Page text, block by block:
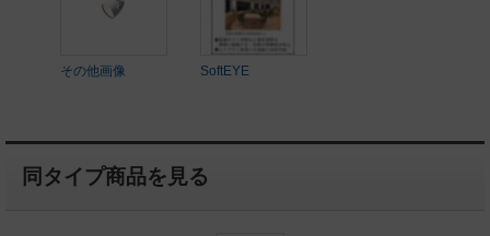
その他画像 SoftEYE
同タイプ商品を見る